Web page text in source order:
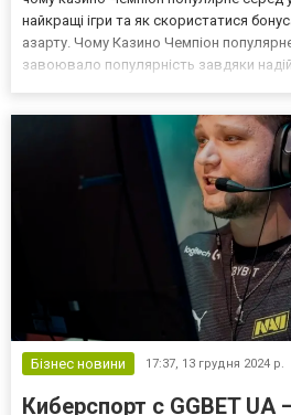
найкращі ігри та як скористатися
азарту. Чому Казино Чемпіон
завоювало популярність завдяки
Бізнес новини 17:37, 13 грудня 2024 р.
Киберспорт с GGBET UA